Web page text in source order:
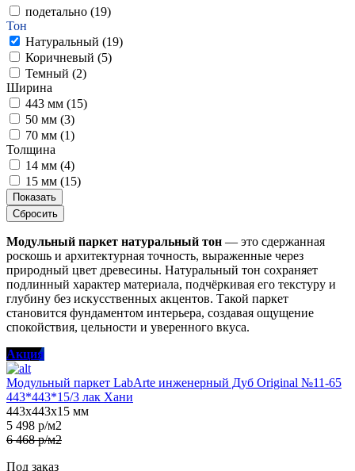
подетально (19)
Тон
Натуральный (19)
Коричневый (5)
Темный (2)
Ширина
443 мм (15)
50 мм (3)
70 мм (1)
Толщина
14 мм (4)
15 мм (15)
Показать
Сбросить
Модульный паркет натуральный тон — это сдержанная
роскошь и архитектурная точность, выраженные через
природный цвет древесины. Натуральный тон сохраняет
подлинный характер материала, подчёркивая его текстуру и
глубину без искусственных акцентов. Такой паркет
становится фундаментом интерьера, создавая ощущение
спокойствия, цельности и уверенного вкуса.
Акция
Модульный паркет LabArte инженерный Дуб Original №11-65
443*443*15/3 лак Хани
443х443х15 мм
5 498 р/м2
6 468 р/м2
Под заказ